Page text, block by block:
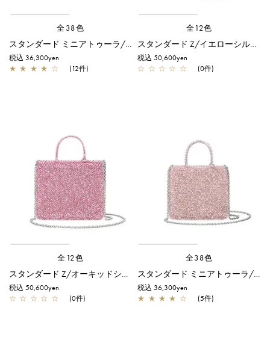
全38色
スタンダード ミニアトゥーラ/ラベンダーシルバー
税込 36,300yen
★ ★ ★ ★ ☆ (12件)
全12色
スタンダード Z/イエローシルバー
税込 50,600yen
☆ ☆ ☆ ☆ ☆ (0件)
全12色
税込 50,600yen
☆ ☆ ☆ ☆ ☆ (0件)
全38色
税込 36,300yen
★ ★ ★ ★ ☆ (5件)